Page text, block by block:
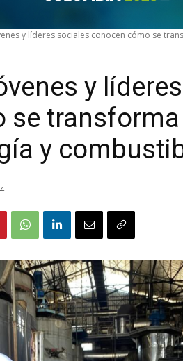
y líderes sociales conocen cómo se
y
se transforma
y